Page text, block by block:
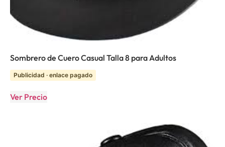
Sombrero de Cuero Casual Talla 8 para Adultos
Publicidad · enlace pagado
Ver Precio